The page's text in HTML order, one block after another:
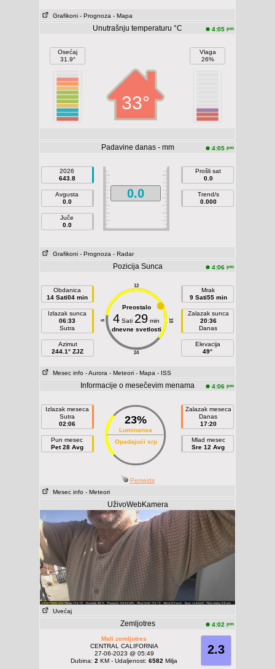
Grafikoni - Prognoza - Mapa
Unutrašnju temperaturu °C 4:05 pm
Osećaj
31.9°
33°
Vlaga
26%
Padavine danas - mm 4:05 pm
2026
643.8
Avgusta
0.0
Juče
0.0
0.0
Prošli sat
0.0
Trend/s
0.000
Grafikoni - Prognoza - Radar
Pozicija Sunca 4:06 pm
Obdanica
14 Sati04 min
Izlazak sunca
06:33
Sutra
Azimut
244.1° ZJZ
12
24
6 18
Preostalo
4 Sati 29 min
dnevne svetlosti
Mrak
9 Sati55 min
Zalazak sunca
20:36
Danas
Elevacija
49°
Mesec info - Aurora - Meteori - Mapa - ISS
Informacije o mesečevim menama 4:06 pm
Izlazak meseca
Sutra
02:06
Pun mesec
Pet 28 Avg
23%
Luminansa
Opadajući srp
Zalazak meseca
Danas
17:20
Mlad mesec
Sre 12 Avg
Perseids
Mesec info - Meteori
UživoWebKamera
Uvećaj
Zemljotres 4:02 pm
2.3
Mali zemljotres
CENTRAL CALIFORNIA
27-06-2023 @ 05:49
Dubina: 2 KM - Udaljenost: 6582 Milja